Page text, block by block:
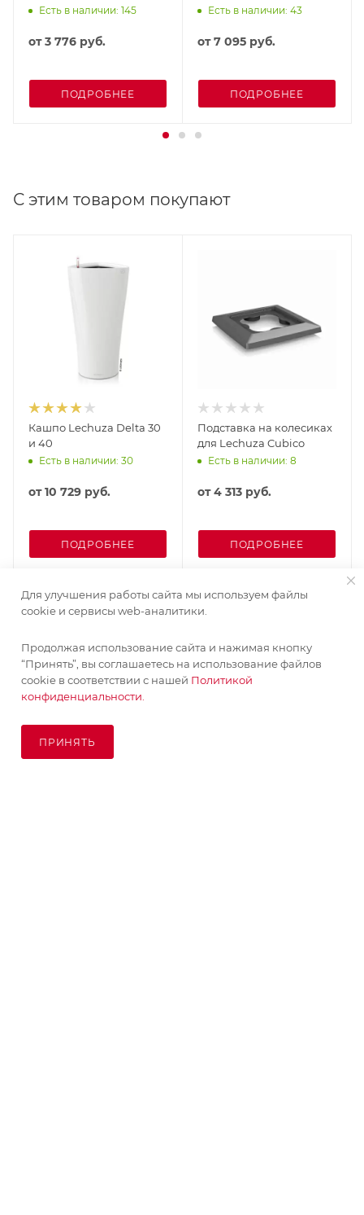
Есть в наличии: 145
от3 776 руб.
ПОДРОБНЕЕ
Есть в наличии: 43
от7 095 руб.
ПОДРОБНЕЕ
С этим товаром покупают
Кашпо Lechuza Delta 30
и 40
Есть в наличии: 30
от10 729 руб.
ПОДРОБНЕЕ
Подставка на колесиках
для Lechuza Cubico
Есть в наличии: 8
от4 313 руб.
ПОДРОБНЕЕ
Для улучшения работы сайта мы используем файлы
cookie и сервисы web-аналитики.
Продолжая использование сайта и нажимая кнопку
“Принять”, вы соглашаетесь на использование файлов
cookie в соответствии с нашей Политикой
конфиденциальности.
ПРИНЯТЬ